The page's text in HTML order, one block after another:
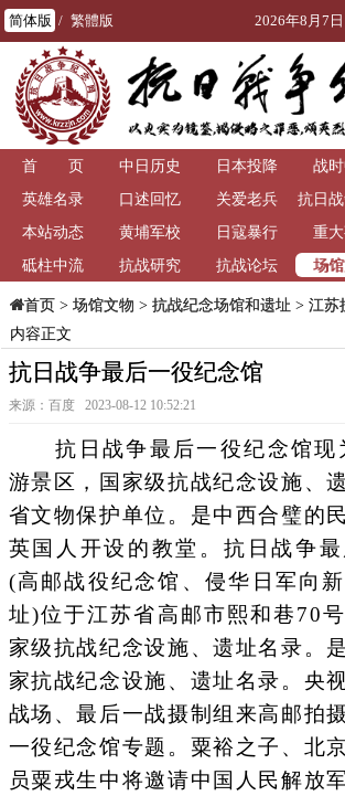
简体版 / 繁體版 2026年8月7
首 页 中日历史 日本投降 战
英雄名录
口述回忆 关爱老兵
抗日
本站动态
黄埔军校 日寇暴行 重
砥柱中流
抗战研究 抗战论坛 场
首页> 场馆文物 > 抗战纪念场馆和遗址 > 江苏
内容正文
抗日战争最后一役纪念馆
来源：百度 2023-08-12 10:52:21
抗日战争最后一役纪念馆现
游景区，国家级抗战纪念设施、
省文物保护单位。是中西合璧的
英国人开设的教堂。抗日战争
(高邮战役纪念馆、侵华日军向
址)位于江苏省高邮市熙和巷70
家级抗战纪念设施、遗址名录。
家抗战纪念设施、遗址名录。央
战场、最后一战摄制组来高邮拍
一役纪念馆专题。粟裕之子、北
员粟戎生中将邀请中国人民解放